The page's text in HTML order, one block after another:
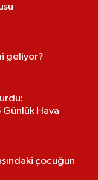
geliyor?
Hava
çocuğun